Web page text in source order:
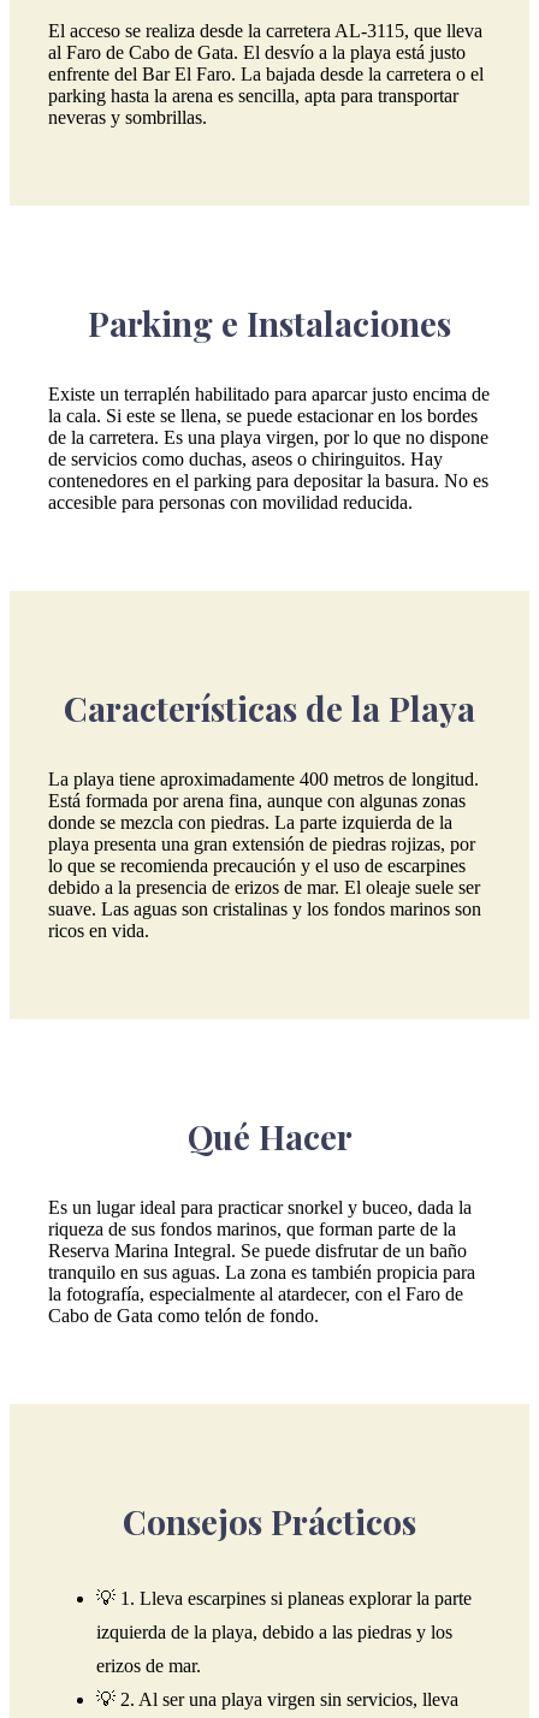
El acceso se realiza desde la carretera AL-3115, que lleva
al Faro de Cabo de Gata. El desvío a la playa está justo
enfrente del Bar El Faro. La bajada desde la carretera o el
parking hasta la arena es sencilla, apta para transportar
neveras y sombrillas.
Parking e Instalaciones
Existe un terraplén habilitado para aparcar justo encima de
la cala. Si este se llena, se puede estacionar en los bordes
de la carretera. Es una playa virgen, por lo que no dispone
de servicios como duchas, aseos o chiringuitos. Hay
contenedores en el parking para depositar la basura. No es
accesible para personas con movilidad reducida.
Características de la Playa
La playa tiene aproximadamente 400 metros de longitud.
Está formada por arena fina, aunque con algunas zonas
donde se mezcla con piedras. La parte izquierda de la
playa presenta una gran extensión de piedras rojizas, por
lo que se recomienda precaución y el uso de escarpines
debido a la presencia de erizos de mar. El oleaje suele ser
suave. Las aguas son cristalinas y los fondos marinos son
ricos en vida.
Qué Hacer
Es un lugar ideal para practicar snorkel y buceo, dada la
riqueza de sus fondos marinos, que forman parte de la
Reserva Marina Integral. Se puede disfrutar de un baño
tranquilo en sus aguas. La zona es también propicia para
la fotografía, especialmente al atardecer, con el Faro de
Cabo de Gata como telón de fondo.
Consejos Prácticos
💡 1. Lleva escarpines si planeas explorar la parte
izquierda de la playa, debido a las piedras y los
erizos de mar.
💡 2. Al ser una playa virgen sin servicios, lleva